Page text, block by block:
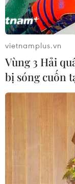
TIN CÙNG
vietnamplus.vn
Vùng 3 Hải
bị sóng cuốn